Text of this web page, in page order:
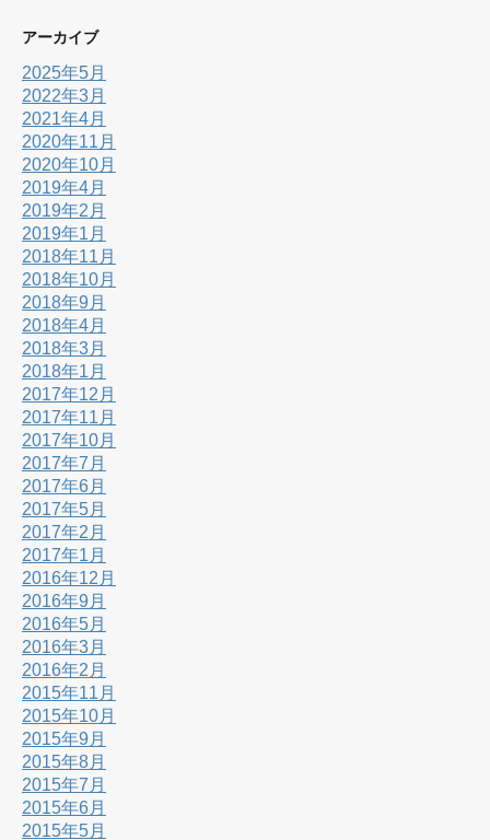
アーカイブ
2025年5月
2022年3月
2021年4月
2020年11月
2020年10月
2019年4月
2019年2月
2019年1月
2018年11月
2018年10月
2018年9月
2018年4月
2018年3月
2018年1月
2017年12月
2017年11月
2017年10月
2017年7月
2017年6月
2017年5月
2017年2月
2017年1月
2016年12月
2016年9月
2016年5月
2016年3月
2016年2月
2015年11月
2015年10月
2015年9月
2015年8月
2015年7月
2015年6月
2015年5月